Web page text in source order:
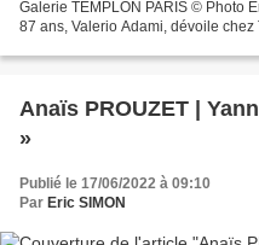
Galerie TEMPLON PARIS © Photo
87 ans, Valerio Adami, dévoile
Anaïs PROUZET | Yann BAGOT «
»
Publié le 17/06/2022 à 09:10
Par Eric SIMON